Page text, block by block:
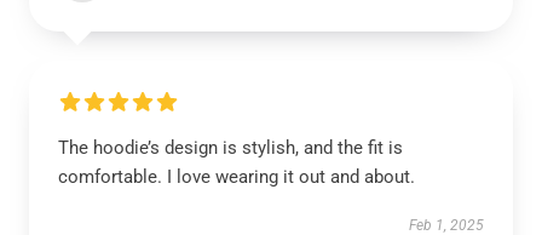
The hoodie’s design is stylish, and the fit is
comfortable. I love wearing it out and about.
Feb 1, 2025